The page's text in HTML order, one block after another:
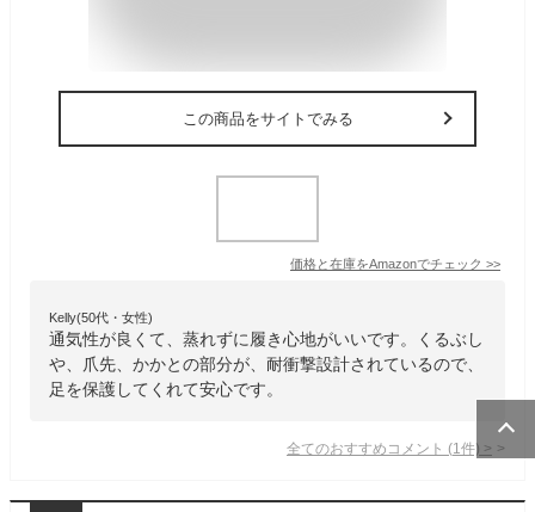
この商品をサイトでみる
価格と在庫をAmazonでチェック >>
Kelly(50代・女性)
通気性が良くて、蒸れずに履き心地がいいです。くるぶし
や、爪先、かかとの部分が、耐衝撃設計されているので、
足を保護してくれて安心です。
全てのおすすめコメント (1 件) >